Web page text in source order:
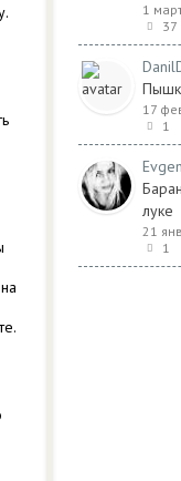
1
37
17
1
луке
21
1